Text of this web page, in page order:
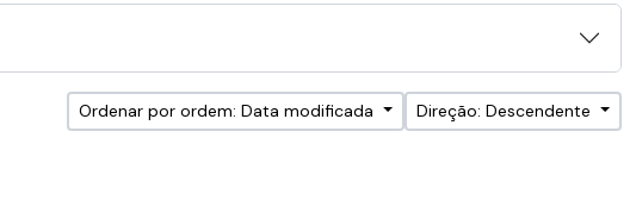
Ordenar por ordem: Data modificada Direção: Descendente